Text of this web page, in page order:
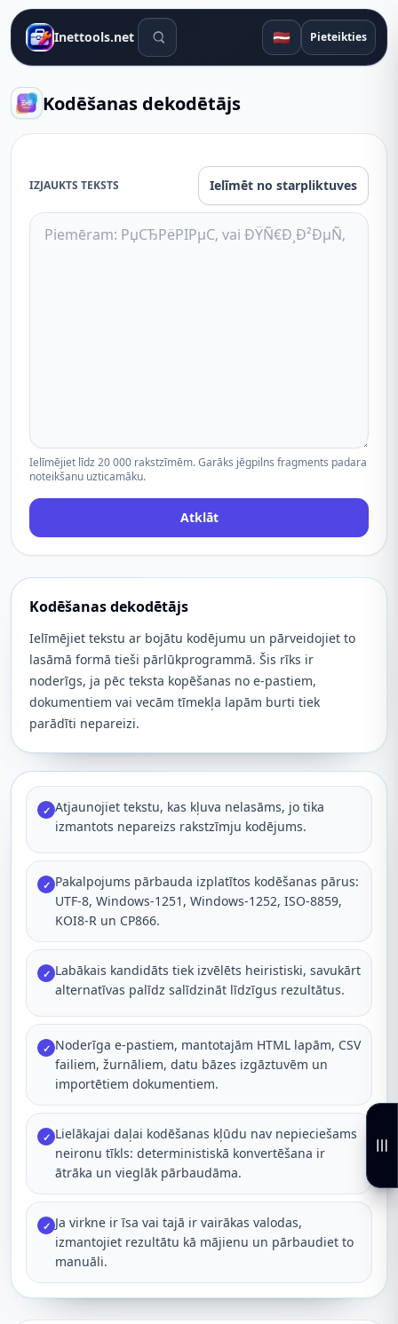
Inettools.net Meklēšanas rīki 🇱🇻 Pieteikties
Kodēšanas dekodētājs
IZJAUKTS TEKSTS Ielīmēt no starpliktuves
Ielīmējiet līdz 20 000 rakstzīmēm. Garāks jēgpilns fragments padara
noteikšanu uzticamāku.
Atklāt
Kodēšanas dekodētājs
Ielīmējiet tekstu ar bojātu kodējumu un pārveidojiet to
lasāmā formā tieši pārlūkprogrammā. Šis rīks ir
noderīgs, ja pēc teksta kopēšanas no e-pastiem,
dokumentiem vai vecām tīmekļa lapām burti tiek
parādīti nepareizi.
✓ Atjaunojiet tekstu, kas kļuva nelasāms, jo tika
izmantots nepareizs rakstzīmju kodējums.
✓ Pakalpojums pārbauda izplatītos kodēšanas pārus:
UTF-8, Windows-1251, Windows-1252, ISO-8859,
KOI8-R un CP866.
✓ Labākais kandidāts tiek izvēlēts heiristiski, savukārt
alternatīvas palīdz salīdzināt līdzīgus rezultātus.
✓ Noderīga e-pastiem, mantotajām HTML lapām, CSV
failiem, žurnāliem, datu bāzes izgāztuvēm un
importētiem dokumentiem.
✓ Lielākajai daļai kodēšanas kļūdu nav nepieciešams
neironu tīkls: deterministiskā konvertēšana ir
ātrāka un vieglāk pārbaudāma.
✓ Ja virkne ir īsa vai tajā ir vairākas valodas,
izmantojiet rezultātu kā mājienu un pārbaudiet to
manuāli.